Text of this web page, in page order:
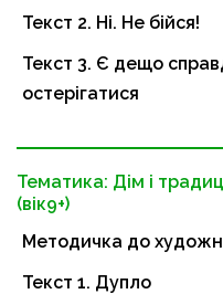
Текст 2. Ні. Не бійся!
Текст 3. Є дещо
остерігатися
Тематика: Дім і
(вік9+)
Методичка до
Текст 1. Дупло